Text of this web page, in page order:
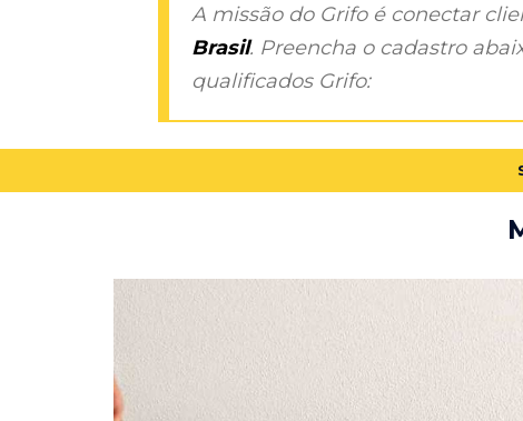
A missão do Grifo é conectar
Brasil. Preencha o cadastro
qualificados Grifo: